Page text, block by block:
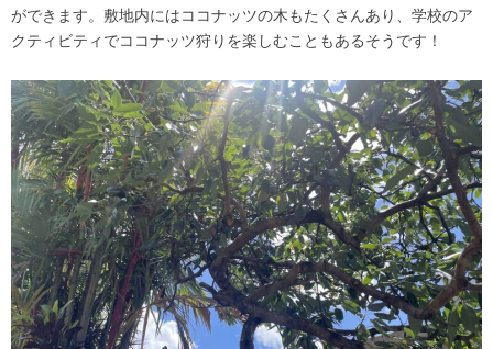
ができます。敷地内にはココナッツの木もたくさんあり、学校のア
クティビティでココナッツ狩りを楽しむこともあるそうです！